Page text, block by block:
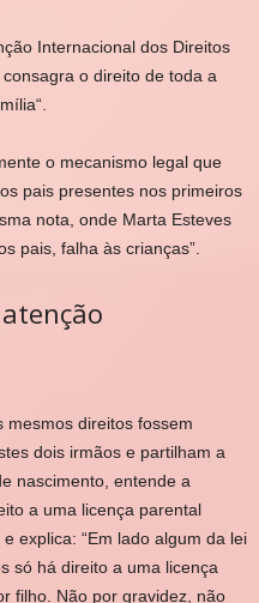
Internacional dos Direitos
consagra o direito de toda a
“.
o mecanismo legal que
pais presentes nos primeiros
nota, onde Marta Esteves
pais, falha às crianças”.
mesmos direitos fossem
dois irmãos e partilham a
nascimento, entende a
a uma licença parental
explica: “Em lado algum da lei
só há direito a uma licença
filho. Não por gravidez, não